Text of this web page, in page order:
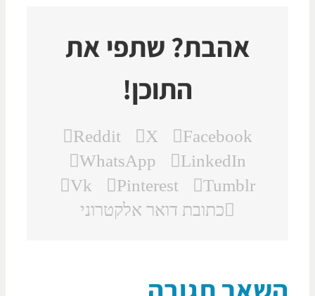
אהבת? שתפי את
התוכן!
Facebook
X
Reddit
LinkedIn
WhatsApp
Tumblr
Pinterest
Vk
כתובת דואר אלקטרוני